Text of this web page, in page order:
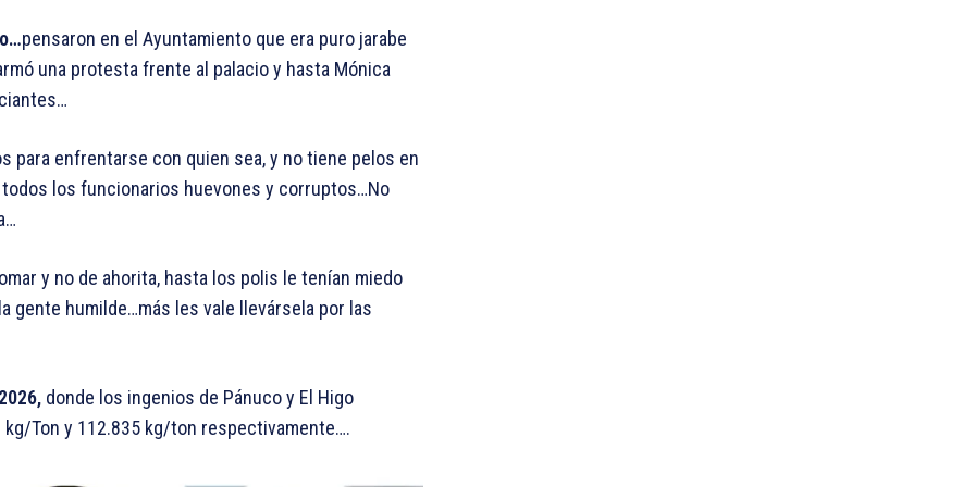
pensaron en el Ayuntamiento que era puro jarabe
una protesta frente al palacio y hasta Mónica
para enfrentarse con quien sea, y no tiene pelos en
todos los funcionarios huevones y corruptos…No
y no de ahorita, hasta los polis le tenían miedo
gente humilde…más les vale llevársela por las
donde los ingenios de Pánuco y El Higo
kg/Ton y 112.835 kg/ton respectivamente….